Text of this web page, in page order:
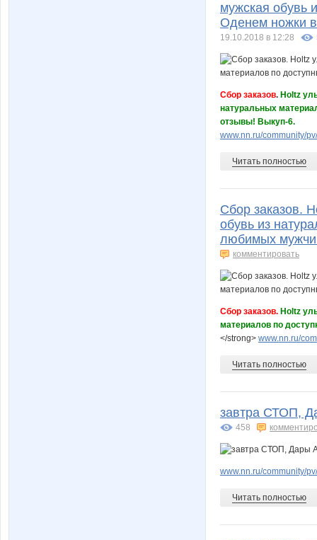
мужская обувь
Оденем ножки
19.10.2018 в 12:28
Сбор заказов. Holtz
натуральных
отзывы! Выкуп-6.
www.nn.ru/community/
Читать полностью
Сбор заказов.
обувь из
любимых
комментировать
Сбор заказов. Holtz
материалов по
</strong> www.nn.ru/
Читать полностью
завтра СТОП,
458
www.nn.ru/community/
Читать полностью